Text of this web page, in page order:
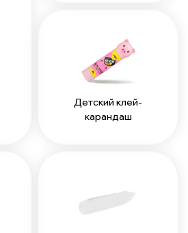
Детский клей-
карандаш